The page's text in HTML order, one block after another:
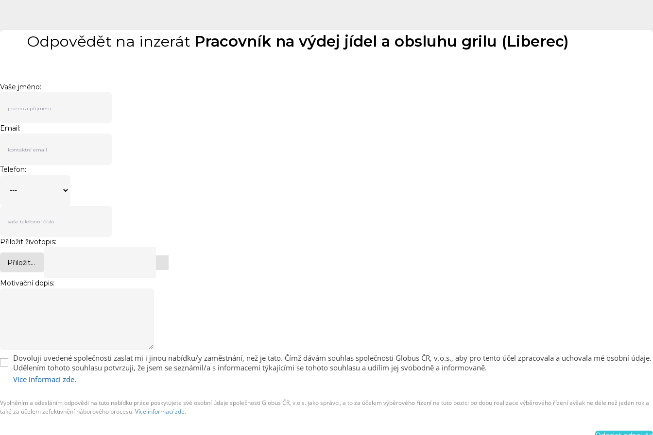
Odpovědět na inzerát Pracovník na výdej jídel a obsluhu grilu (Liberec)
Vaše jméno:
Email:
Telefon:
Přiložit životopis:
Přiložit...
Motivační dopis:
Dovoluji uvedené společnosti zaslat mi i jinou nabídku/y zaměstnání, než je tato. Čímž dávám souhlas společnosti Globus ČR, v.o.s., aby pro tento účel zpracovala a uchovala mé osobní údaje.
Udělením tohoto souhlasu potvrzuji, že jsem se seznámil/a s informacemi týkajícími se tohoto souhlasu a udílím jej svobodně a informovaně.
Více informací zde.
Vyplněním a odesláním odpovědi na tuto nabídku práce poskytujete své osobní údaje společnosti Globus ČR, v.o.s. jako správci, a to za účelem výběrového řízení na tuto pozici po dobu realizace výběrového řízení avšak ne déle než jeden rok a
také za účelem zefektivnění náborového procesu. Více informací zde.